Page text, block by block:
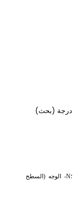
الوجه CMP <0.5nm ؛N- الوجه (السطح